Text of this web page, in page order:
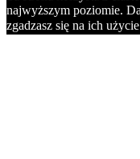
najwyższym poziomie.
zgadzasz się na ich